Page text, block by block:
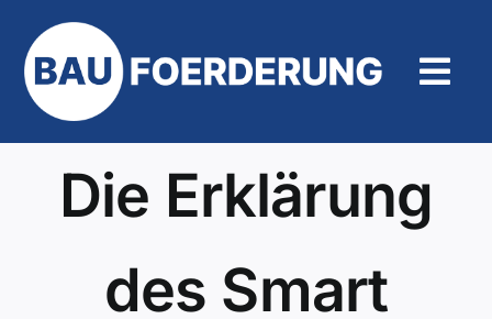
Inhalt
springen
Die Erklärung
des Smart